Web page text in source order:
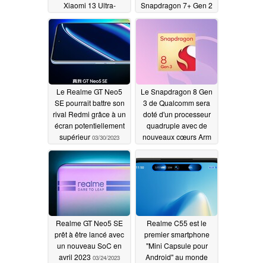
Xiaomi 13 Ultra-
mirroring04/23/2023
Snapdragon 7+ Gen 2
et un OLED 144 Hz
Le Realme GT Neo5
SE pourrait battre son
rival Redmi grâce à un
écran potentiellement
supérieur 03/30/2023
Le Snapdragon 8 Gen
3 de Qualcomm sera
doté d'un processeur
quadruple avec de
nouveaux cœurs Arm
Realme GT Neo5 SE
prêt à être lancé avec
un nouveau SoC en
avril 2023 03/24/2023
Realme C55 est le
premier smartphone
"Mini Capsule pour
Android" au monde